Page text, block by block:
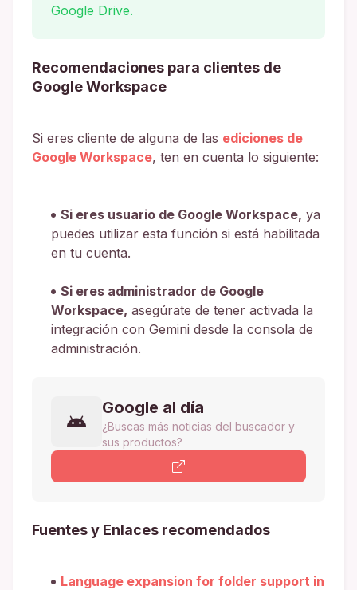
Google Drive.
Recomendaciones para clientes de
Google Workspace
Si eres cliente de alguna de las ediciones de
Google Workspace, ten en cuenta lo siguiente:
Si eres usuario de Google Workspace, ya
puedes utilizar esta función si está habilitada
en tu cuenta.
Si eres administrador de Google
Workspace, asegúrate de tener activada la
integración con Gemini desde la consola de
administración.
Google al día
¿Buscas más noticias del buscador y
sus productos?
Fuentes y Enlaces recomendados
Language expansion for folder support in